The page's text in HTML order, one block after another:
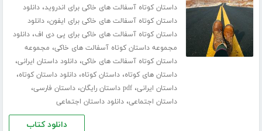
داستان کوتاه آسفالت های خاکی برای اندروید،دانلود
داستان کوتاه آسفالت های خاکی برای ایفون،دانلود
داستان کوتاه آسفالت های خاکی برای پی دی اف،دانلود
مجموعه داستان کوتاه آسفالت های خاکی، مجموعه
داستان کوتاه آسفالت های خاکی،دانلود داستان ایرانی،
داستان های کوتاه،داستان کوتاه،دانلود داستان کوتاه،
داستان ایرانی،pdf داستان رایگان ،داستان فارسی،
داستان اجتماعی،دانلود داستان اجتماعی
دانلود کتاب